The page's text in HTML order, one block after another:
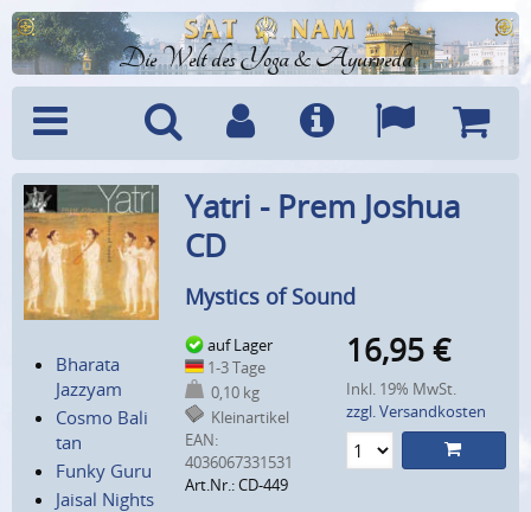
Die Welt des Yoga & Ayurveda
Menü SucheBenutzerkonto
Info Sprachen
Bharata
Jazzyam
Cosmo Bali
tan
Funky Guru
Jaisal Nights
Yatri - Prem Joshua
CD
Mystics of Sound
auf Lager
1-3 Tage
0,10 kg
Kleinartikel
EAN:
4036067331531
Art.Nr.: CD-449
16,95 €
Inkl. 19% MwSt.
zzgl. Versandkosten